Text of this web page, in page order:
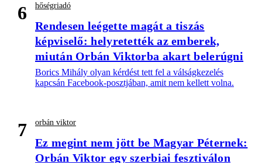
6 hőségriadó
Rendesen leégette magát a tiszás
képviselő: helyretették az emberek,
miután Orbán Viktorba akart belerúgni
Borics Mihály olyan kérdést tett fel a válságkezelés
kapcsán Facebook-posztjában, amit nem kellett volna.
7 orbán viktor
Ez megint nem jött be Magyar Péternek:
Orbán Viktor egy szerbiai fesztiválon